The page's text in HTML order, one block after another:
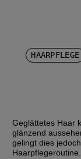
HAARPFLEGE
Geglättetes Haar
glänzend
gelingt dies